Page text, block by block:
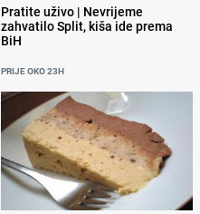
Pratite uživo | Nevrijeme
zahvatilo Split, kiša ide prema
BiH
PRIJE OKO 23H